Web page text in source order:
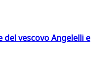
vescovo Angelelli e